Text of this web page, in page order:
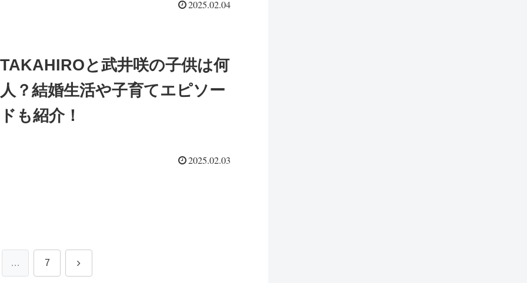
2025.02.04
TAKAHIROと武井咲の子供は何
人？結婚生活や子育てエピソー
ドも紹介！
2025.02.03
… 7 次